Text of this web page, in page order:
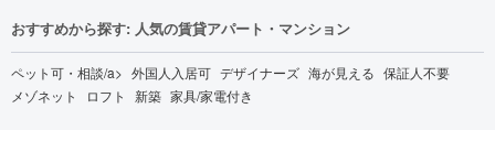
おすすめから探す: 人気の賃貸アパート・マンション
ペット可・相談/a> 外国人入居可 デザイナーズ 海が見える 保証人不要
メゾネット
ロフト 新築 家具/家電付き